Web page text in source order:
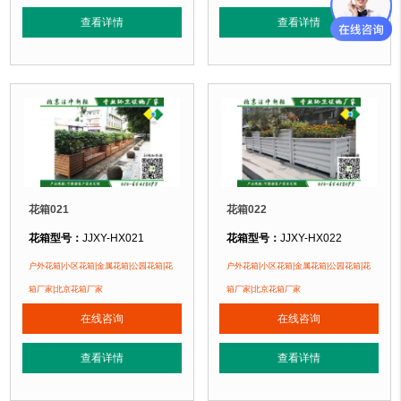
正在使用该花箱的部分客户：
朝阳某小区、苏州某别墅区、海淀某小区....
查看详情
正在使用该花箱的部分客户：
朝阳某小区、苏州某别墅区、海淀某
查看详情
花箱021
花箱型号：JJXY-HX021
花箱规格：可根据客户需求定制！
花箱材质：金属镂空/铝合金/塑木/防腐木
花箱周期：现货花箱 即拍即发
1、花箱不会对环境产生污染。2、花箱在视觉上，线条流畅，外
正在使用该花箱的部分客户：
朝阳某小区、苏州某别墅区、海淀某小区....
户外花箱|小区花箱|金属花箱|公园花箱|花
箱厂家|北京花箱厂家
在线咨询
查看详情
花箱022
花箱型号： JJXY-HX022
花箱规格：可根据客户需求定制！
花箱材质：金属镂空/铝合金/塑木/防
花箱周期：现货花箱 即拍即发
1、花箱不会对环境产生
正在使用该花箱的部分客户：
朝阳某小区、苏州某别墅区、海淀某
户外花箱|小区花箱|金属花箱|公园花箱|花
箱厂家|北京花箱厂家
在线咨询
查看详情